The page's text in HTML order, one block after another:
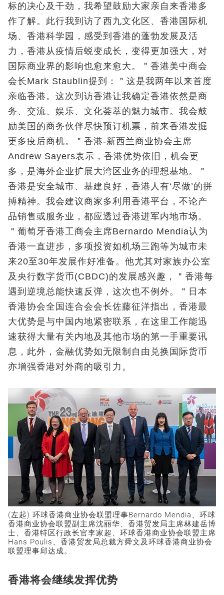
标的决心及干劲，我希望鼓励大家亲自来香港多
作了解。此行我到访了西九文化区、香港国际机
场、香港科学园，感受到香港的蓬勃发展及活
力，香港从疫情后蜕变成长，变得更加强大，对
国际商业界的影响也愈来愈大。＂香港美中商会
会长Mark Staublin提到：＂这是我两年以来首度
亲临香港。这次到访香港让我确定香港依然是商
务、交流、娱乐、文化荟萃的魅力城市。我会鼓
励美国的商务伙伴尽快预订机票，前来香港发掘
更多疫后商机。＂香港-新西兰商业协会主席
Andrew Sayers表示，香港优势依旧，机会更
多，是海外企业扩展大湾区业务的理想基地。＂
香港是安全城市、基建良好，香港人有‘尽做’的拼
搏精神。我会建议商家多利用香港平台，不论产
品销售或服务业，都应透过香港进军内地市场。
＂葡萄牙香港工商会主席Bernardo Mendia认为
香港一直进步，多项投资如机场三跑等为城市未
来20至30年发展作好准备。他尤其对家族办公室
及央行数字货币(CBDC)的发展感兴趣，＂香港每
遇到逆境总能快速反弹，这次也不例外。＂日本
香港协会全国连合会会长佐藤征洋指出，香港最
大优势是与中国内地紧密联系，在这里工作能迅
速获得大量有关内地及其他市场的第一手重要讯
息，此外，金融优势如无限制自由兑换国际货币
亦增强香港对外商的吸引力。
(左起) 环球香港商业协会联盟理事Bernardo Mendia、环球
香港商业协会联盟副主席沈丽华、香港贸发局主席林建岳博
士、香港特区行政长官李家超、环球香港商业协会联盟主席
Hans Poulis、香港贸发局总裁方舜文及环球香港商业协会
联盟理事邱达成。
香港将会继续发挥优势